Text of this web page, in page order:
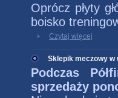
Oprócz płyty
boisko
Czytaj więcej
Sklepik meczowy w
Podczas
sprzedaży